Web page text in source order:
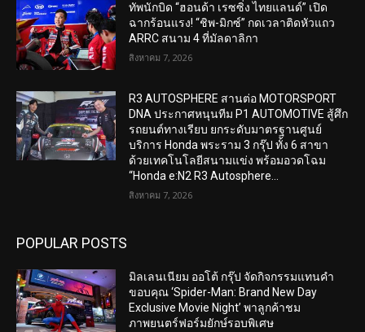
ทัพนักบิด “ฮอนด้า เรซซิ่ง ไทยแลนด์” เปิด
ฉากร้อนแรง! “ชิพ-มิกซ์” กดเวลาติดหัวแถว
ARRC สนาม 4 ที่มัลดาลิกา
สิงหาคม 7, 2026
R3 AUTOSPHERE สานต่อ MOTORSPORT
DNA ประกาศหนุนทีม P1 AUTOMOTIVE สู้ศึก
รถยนต์ทางเรียบ ยกระดับมาตรฐานศูนย์
บริการ Honda พระราม 3 กรุ๊ป ทั้ง 6 สาขา
ด้วยเทคโนโลยีสนามแข่ง พร้อมอวดโฉม
“Honda e:N2 R3 Autosphere...
สิงหาคม 7, 2026
POPULAR POSTS
มิลเลนเนียม ออโต้ กรุ๊ป จัดกิจกรรมแทนคำ
ขอบคุณ ‘Spider-Man: Brand New Day
Exclusive Movie Night’ พาลูกค้าชม
ภาพยนตร์ฟอร์มยักษ์รอบพิเศษ